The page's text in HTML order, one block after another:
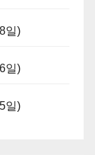
일)
일)
일)